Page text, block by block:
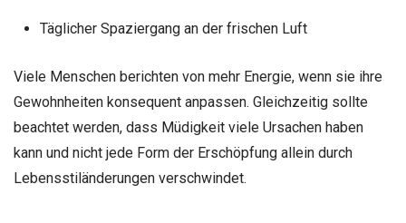
Täglicher Spaziergang an der frischen Luft
Viele Menschen berichten von mehr Energie, wenn sie ihre
Gewohnheiten konsequent anpassen. Gleichzeitig sollte
beachtet werden, dass Müdigkeit viele Ursachen haben
kann und nicht jede Form der Erschöpfung allein durch
Lebensstiländerungen verschwindet.